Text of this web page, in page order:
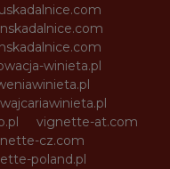
winieta.pl
vignette-at.com
cz.com
poland.pl